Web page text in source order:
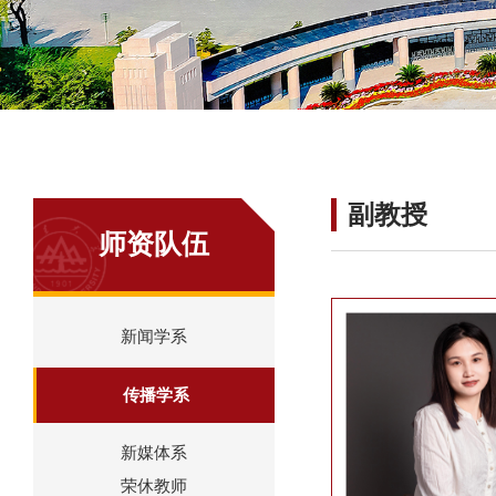
师资队伍
新闻学系
传播学系
新媒体系
荣休教师
副教授